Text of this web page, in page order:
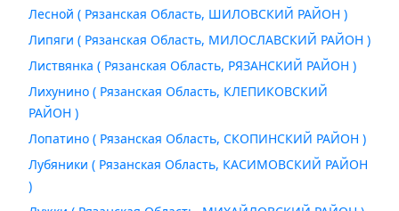
Лесной ( Рязанская Область, ШИЛОВСКИЙ РАЙОН )
Липяги ( Рязанская Область, МИЛОСЛАВСКИЙ РАЙОН )
Листвянка ( Рязанская Область, РЯЗАНСКИЙ РАЙОН )
Лихунино ( Рязанская Область, КЛЕПИКОВСКИЙ
РАЙОН )
Лопатино ( Рязанская Область, СКОПИНСКИЙ РАЙОН )
Лубяники ( Рязанская Область, КАСИМОВСКИЙ РАЙОН
)